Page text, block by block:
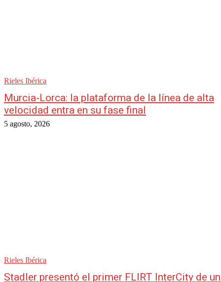
Rieles Ibérica
Murcia-Lorca: la plataforma de la línea de alta
velocidad entra en su fase final
5 agosto, 2026
Rieles Ibérica
Stadler presentó el primer FLIRT InterCity de